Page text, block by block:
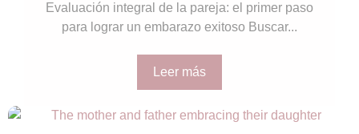
Evaluación integral de la pareja: el primer paso
para lograr un embarazo exitoso Buscar...
Leer más